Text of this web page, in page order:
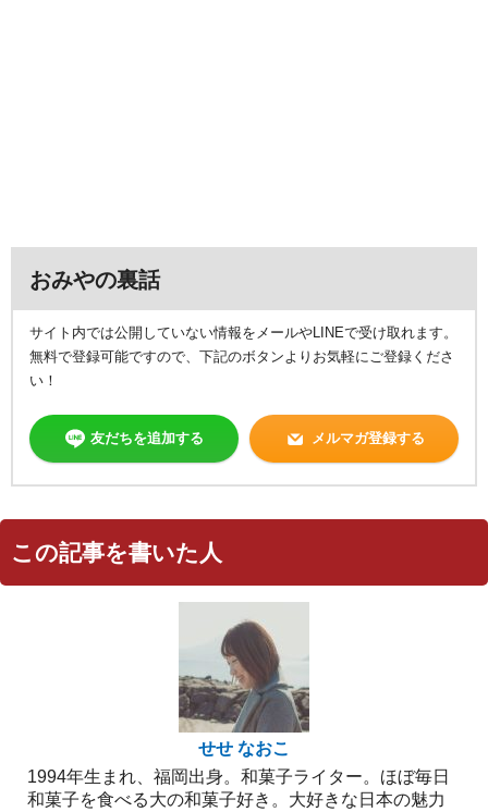
おみやの裏話
サイト内では公開していない情報をメールやLINEで受け取れます。
無料で登録可能ですので、下記のボタンよりお気軽にご登録くださ
い！
友だちを追加する メルマガ登録する
この記事を書いた人
せせ なおこ
1994年生まれ、福岡出身。和菓子ライター。ほぼ毎日
和菓子を食べる大の和菓子好き。大好きな日本の魅力